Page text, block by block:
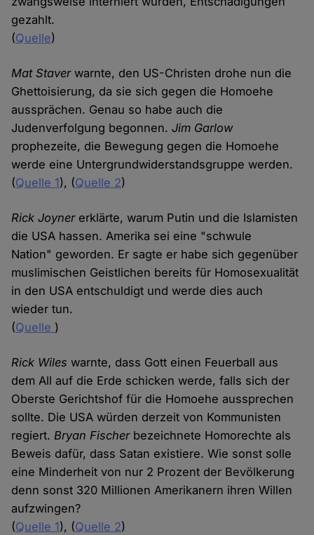
gezahlt.
(Quelle)
Mat Staverwarnte, den US-Christen drohe nun die
Ghettoisierung, da sie sich gegen die Homoehe
aussprächen. Genau so habe auch die
Judenverfolgung begonnen.Jim Garlow
prophezeite, die Bewegung gegen die Homoehe
werde eine Untergrundwiderstandsgruppe werden.
(Quelle 1), (Quelle 2)
Rick Joynererklärte, warum Putin und die Islamisten
die USA hassen. Amerika sei eine "schwule
Nation" geworden. Er sagte er habe sich gegenüber
muslimischen Geistlichen bereits für Homosexualität
in den USA entschuldigt und werde dies auch
wieder tun.
(Quelle )
Rick Wiles warnte, dass Gott einen Feuerball aus
dem All auf die Erde schicken werde, falls sich der
Oberste Gerichtshof für die Homoehe aussprechen
sollte. Die USA würden derzeit von Kommunisten
regiert.Bryan Fischerbezeichnete Homorechte als
Beweis dafür, dass Satan existiere. Wie sonst solle
eine Minderheit von nur 2 Prozent der Bevölkerung
denn sonst 320 Millionen Amerikanern ihren Willen
aufzwingen?
(Quelle 1), (Quelle 2)